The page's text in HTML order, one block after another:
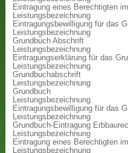
Eintragung eines Berechtigten
Leistungsbezeichnung
Eintragungsbewilligung für das
Leistungsbezeichnung
Grundbuch Abschrift
Leistungsbezeichnung
Eintragungserklärung für das
Leistungsbezeichnung
Grundbuchabschrift
Leistungsbezeichnung
Grundbuch
Leistungsbezeichnung
Eintragungsbewilligung für das
Leistungsbezeichnung
Grundbuch-Eintragung
Leistungsbezeichnung
Eintragung eines Berechtigten
Leistungsbezeichnung